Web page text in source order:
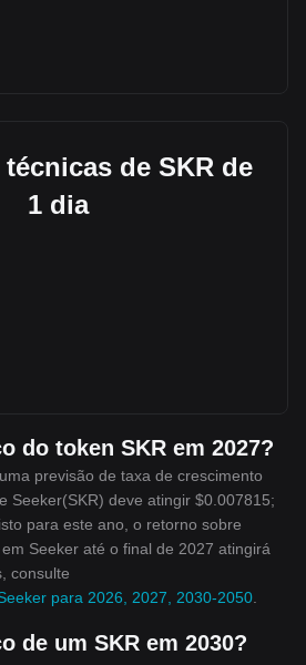
de SKR de
1 dia
do token SKR em 2027?
previsão de taxa de crescimento
Seeker(SKR) deve atingir $0.007815;
para este ano, o retorno sobre
Seeker até o final de 2027 atingirá
consulte
para 2026, 2027, 2030-2050
de um SKR em 2030?